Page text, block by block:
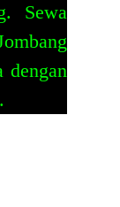
Sewa
dengan